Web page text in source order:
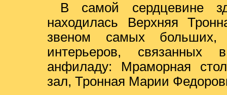
В самой сердцевине
находилась Верхняя
звеном самых больших,
интерьеров, связанных
анфиладу: Мраморная
зал, Тронная Марии